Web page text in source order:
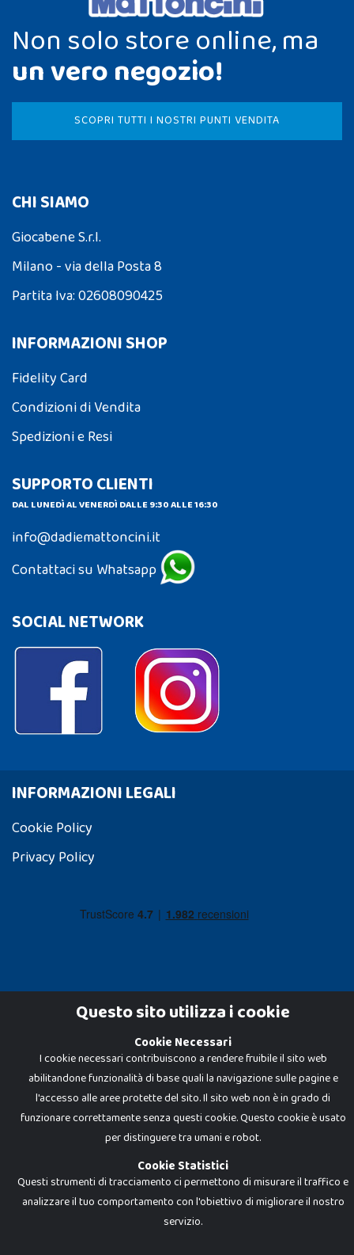
Non solo store online, ma
un vero negozio!
SCOPRI TUTTI I NOSTRI PUNTI VENDITA
CHI SIAMO
Giocabene S.r.l.
Milano - via della Posta 8
Partita Iva: 02608090425
INFORMAZIONI SHOP
Fidelity Card
Condizioni di Vendita
Spedizioni e Resi
SUPPORTO CLIENTI
DAL LUNEDÌ AL VENERDÌ DALLE 9:30 ALLE 16:30
info@dadiemattoncini.it
Contattaci su Whatsapp
SOCIAL NETWORK
INFORMAZIONI LEGALI
Cookie Policy
Privacy Policy
Dadi e Mattoncini è un brand di Giocabene Srl. Ogni riproduzione o utilizzo non
espressamente autorizzato è severamente vietato. Tutti i loghi, marchi,
brand elencati nel presente shop sono di proprietà dei rispettivi titolari.
I prezzi e le promozioni pubblicate potrebbero differire da quanto esposto in
negozio.
Giocabene Srl - via della Posta 8, 20123 Milano (MI)
P.IVA 02608090425 - REA AN201199 - C.S. 10.000 i.v.
Questo sito utilizza i cookie
Cookie Necessari
I cookie necessari contribuiscono a rendere fruibile il sito web
abilitandone funzionalità di base quali la navigazione sulle pagine e
l'accesso alle aree protette del sito. Il sito web non è in grado di
funzionare correttamente senza questi cookie. Questo cookie è usato
per distinguere tra umani e robot.
Cookie Statistici
Questi strumenti di tracciamento ci permettono di misurare il traffico e
analizzare il tuo comportamento con l'obiettivo di migliorare il nostro
servizio.